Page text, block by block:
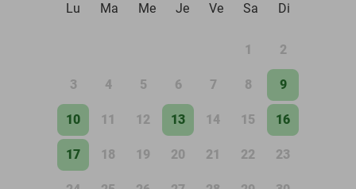
Lu
Ma Me Je Ve Sa Di
1 2
3 4 5 6 7 8 9
10 11 12 13 14 15 16
17 18 19 20 21 22 23